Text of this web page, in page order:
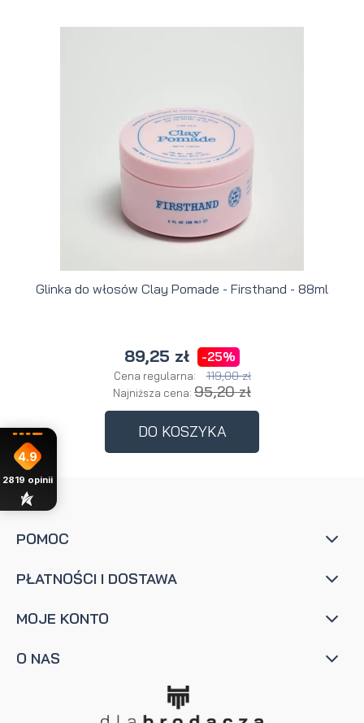
Glinka do włosów Clay Pomade - Firsthand - 88ml
89,25 zł -25%
Cena regularna: 119,00 zł
Najniższa cena: 95,20 zł
DO KOSZYKA
POMOC
PŁATNOŚCI I DOSTAWA
MOJE KONTO
O NAS
4.9
2819 opinii